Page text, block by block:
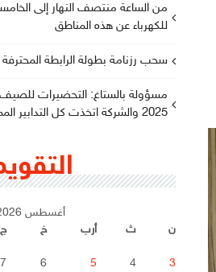
من الساعة منتصف النهار إلى
للكهرباء عن هذه المناطق
سحب رزنامة بطولة الرابطة المحترفة
مسؤولة بالستاغ: التحضيرات
2025 والشركة اتخذت كل التدابير الممكنة
أغسطس 2026
ن
ث أرب خ ج
3
4
5
6
7